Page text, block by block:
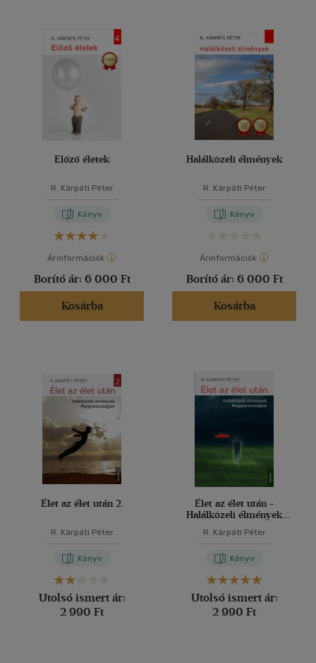
Előző életek
R. Kárpáti Péter
Könyv
Árinformációk
Borító ár: 6 000 Ft
Kosárba
Halálközeli élmények
R. Kárpáti Péter
Könyv
Árinformációk
Borító ár: 6 000 Ft
Kosárba
Élet az élet után 2.
R. Kárpáti Péter
Könyv
Utolsó ismert ár:
2 990 Ft
Élet az élet után -
Halálközeli élmények
R. Kárpáti Péter
Könyv
Utolsó ismert ár:
2 990 Ft